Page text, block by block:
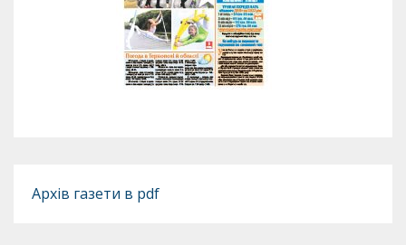
Архів газети в pdf